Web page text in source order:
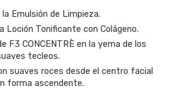
Emulsión de Limpieza.
Loción Tonificante con Colágeno.
F3 CONCENTRÈ en la yema de los
tecleos.
suaves roces desde el centro facial
forma ascendente.